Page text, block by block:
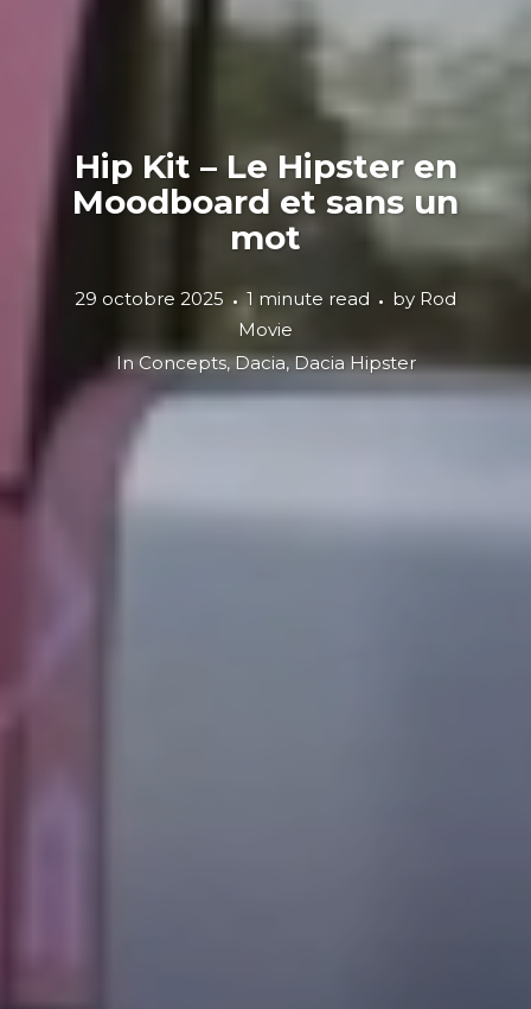
Hip Kit – Le Hipster en
Moodboard et sans un
mot
29 octobre 2025 1 minute read by Rod
Movie
InConcepts,Dacia,Dacia Hipster